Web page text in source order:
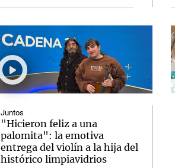
Juntos
"Hicieron feliz a una
palomita": la emotiva
entrega del violín a la hija del
histórico limpiavidrios
El huracán